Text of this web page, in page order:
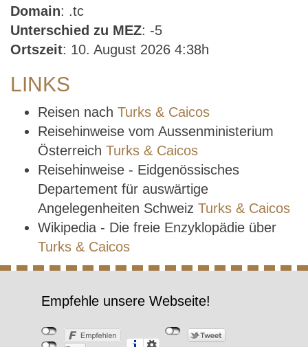
Domain: .tc
Unterschied zu MEZ: -5
Ortszeit: 10. August 2026 4:38h
LINKS
Reisen nach Turks & Caicos
Reisehinweise vom Aussenministerium
Österreich Turks & Caicos
Reisehinweise - Eidgenössisches
Departement für auswärtige
Angelegenheiten Schweiz Turks & Caicos
Wikipedia - Die freie Enzyklopädie über
Turks & Caicos
Empfehle unsere Webseite!